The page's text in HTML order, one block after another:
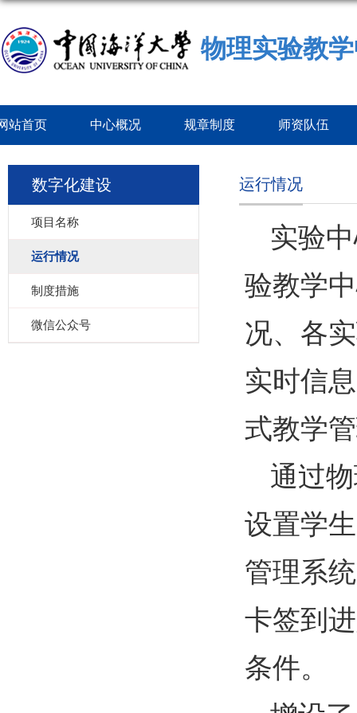
物理实验教
站首页 中心概况 规章制度 师资队伍
数字化建设
项目名称
运行情况
制度措施
微信公众号
运行情况
实验
验教学
况、各
实时信
式教学
通过
设置学
管理系
卡签到
条件。